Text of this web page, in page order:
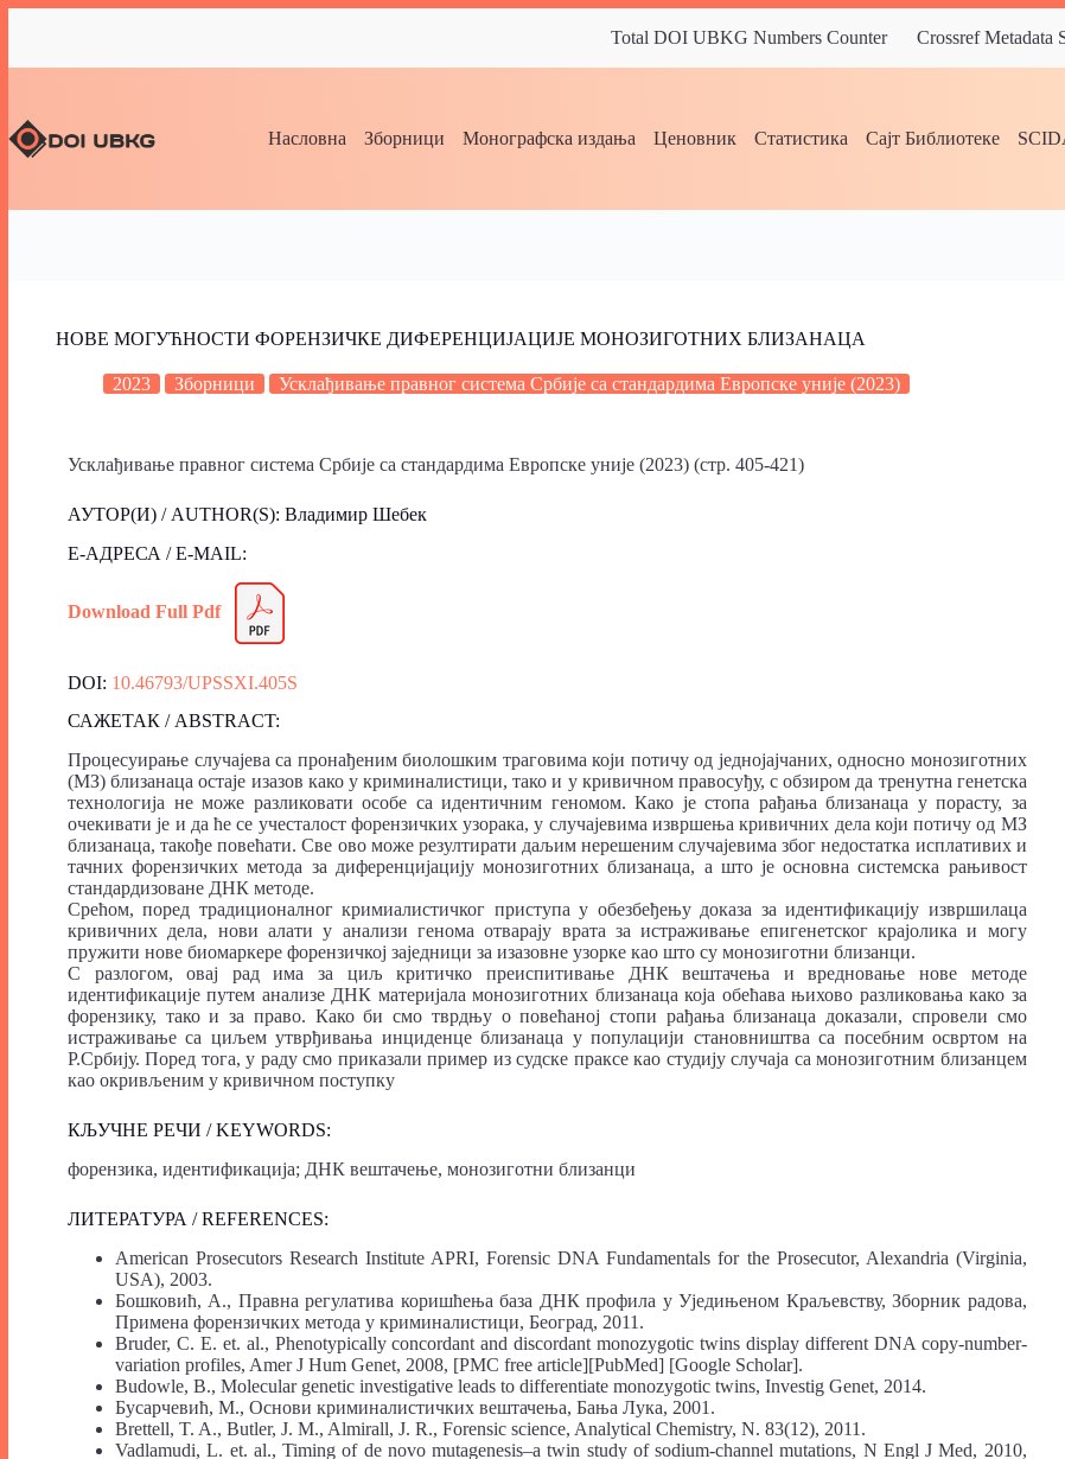
Total DOI UBKG Numbers Counter Crossref Metadata
Насловна Зборници Монографска издања Ценовник Статистика Сајт Библиотеке
НОВЕ МОГУЋНОСТИ ФОРЕНЗИЧКЕ ДИФЕРЕНЦИЈАЦИЈЕ МОНОЗИГОТНИХ БЛИЗАНАЦА
2023 Зборници Усклађивање правног система Србије са стандардима Европске уније (2023)
Усклађивање правног система Србије са стандардима Европске уније (2023) (стр. 405-421)
АУТОР(И) / AUTHOR(S): Владимир Шебек
Е-АДРЕСА / E-MAIL:
Download Full Pdf
DOI: 10.46793/UPSSXI.405S
САЖЕТАК / ABSTRACT:
Процесуирање случајева са пронађеним биолошким траговима који потичу од једнојајчаних, односно монозиготних
(МЗ) близанаца остаје изазов како у криминалистици, тако и у кривичном правосуђу, с обзиром да тренутна генетска
технологија не може разликовати особе са идентичним геномом. Како је стопа рађања близанаца у порасту, за
очекивати је и да ће се учесталост форензичких узорака, у случајевима извршења кривичних дела који потичу од МЗ
близанаца, такође повећати. Све ово може резултирати даљим нерешеним случајевима због недостатка исплативих и
тачних форензичких метода за диференцијацију монозиготних близанаца, а што је основна системска рањивост
стандардизоване ДНК методе.
Срећом, поред традиционалног кримиалистичког приступа у обезбеђењу доказа за идентификацију извршилаца
кривичних дела, нови алати у анализи генома отварају врата за истраживање епигенетског крајолика и могу
пружити нове биомаркере форензичкој заједници за изазовне узорке као што су монозиготни близанци.
С разлогом, овај рад има за циљ критичко преиспитивање ДНК вештачења и вредновање нове методе
идентификације путем анализе ДНК материјала монозиготних близанаца која обећава њихово разликовања како за
форензику, тако и за право. Како би смо тврдњу о повећаној стопи рађања близанаца доказали, спровели смо
истраживање са циљем утврђивања инциденце близанаца у популацији становништва са посебним освртом на
Р.Србију. Поред тога, у раду смо приказали пример из судске праксе као студију случаја са монозиготним близанцем
као окривљеним у кривичном поступку
КЉУЧНЕ РЕЧИ / KEYWORDS:
форензика, идентификација; ДНК вештачење, монозиготни близанци
ЛИТЕРАТУРА / REFERENCES:
American Prosecutors Research Institute APRI, Forensic DNA Fundamentals for the Prosecutor, Alexandria (Virginia,
USA), 2003.
Бошковић, А., Правна регулатива коришћења база ДНК профила у Уједињеном Краљевству, Зборник радова,
Примена форензичких метода у криминалистици, Београд, 2011.
Bruder, C. E. et. al., Phenotypically concordant and discordant monozygotic twins display different DNA copy-number-
variation profiles, Amer J Hum Genet, 2008, [PMC free article][PubMed] [Google Scholar].
Budowle, B., Molecular genetic investigative leads to differentiate monozygotic twins, Investig Genet, 2014.
Бусарчевић, М., Основи криминалистичких вештачења, Бања Лука, 2001.
Brettell, T. A., Butler, J. M., Almirall, J. R., Forensic science, Analytical Chemistry, N. 83(12), 2011.
Vadlamudi, L. et. al., Timing of de novo mutagenesis–a twin study of sodium-channel mutations, N Engl J Med, 2010,